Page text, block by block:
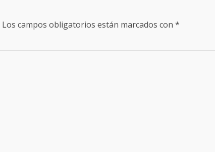
Los campos obligatorios están marcados con *